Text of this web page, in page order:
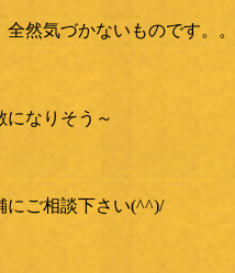
然気づかないものです。。
になりそう～
にご相談下さい(^^)/